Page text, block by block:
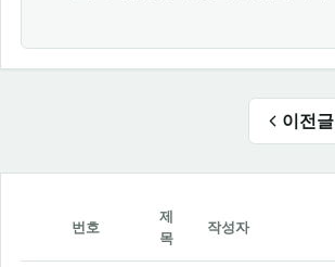
이전글
번호
제
목
작성자